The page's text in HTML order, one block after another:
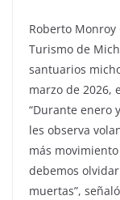
Roberto
Turismo de
santuarios
marzo de 2026,
“Durante enero
les observa
más
debemos
muertas”,